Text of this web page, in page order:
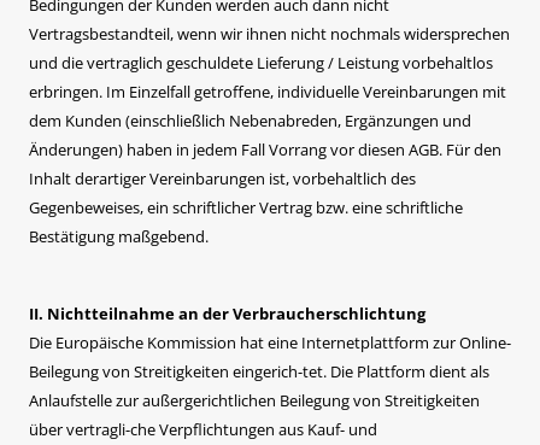
Bedingungen der Kunden werden auch dann nicht
Vertragsbestandteil, wenn wir ihnen nicht nochmals widersprechen
und die vertraglich geschuldete Lieferung / Leistung vorbehaltlos
erbringen. Im Einzelfall getroffene, individuelle Vereinbarungen mit
dem Kunden (einschließlich Nebenabreden, Ergänzungen und
Änderungen) haben in jedem Fall Vorrang vor diesen AGB. Für den
Inhalt derartiger Vereinbarungen ist, vorbehaltlich des
Gegenbeweises, ein schriftlicher Vertrag bzw. eine schriftliche
Bestätigung maßgebend.
II. Nichtteilnahme an der Verbraucherschlichtung
Die Europäische Kommission hat eine Internetplattform zur Online-
Beilegung von Streitigkeiten eingerich-tet. Die Plattform dient als
Anlaufstelle zur außergerichtlichen Beilegung von Streitigkeiten
über vertragli-che Verpflichtungen aus Kauf- und